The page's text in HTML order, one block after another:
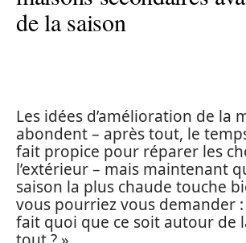
de la saison
Les idées d’amélioration de la
abondent – après tout, le
fait propice pour réparer les
l’extérieur – mais maintenant
saison la plus chaude touche
vous pourriez vous demander :
fait quoi que ce soit autour de